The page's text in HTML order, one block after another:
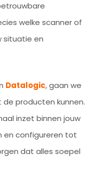
welke scanner of
situatie en
Datalogic, gaan we
producten kunnen.
inzet binnen jouw
en configureren tot
dat alles soepel